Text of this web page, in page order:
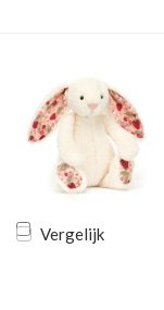
Vergelijk